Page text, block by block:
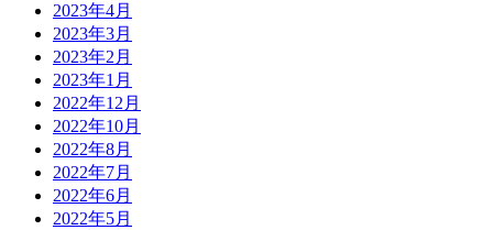
2023年4月
2023年3月
2023年2月
2023年1月
2022年12月
2022年10月
2022年8月
2022年7月
2022年6月
2022年5月